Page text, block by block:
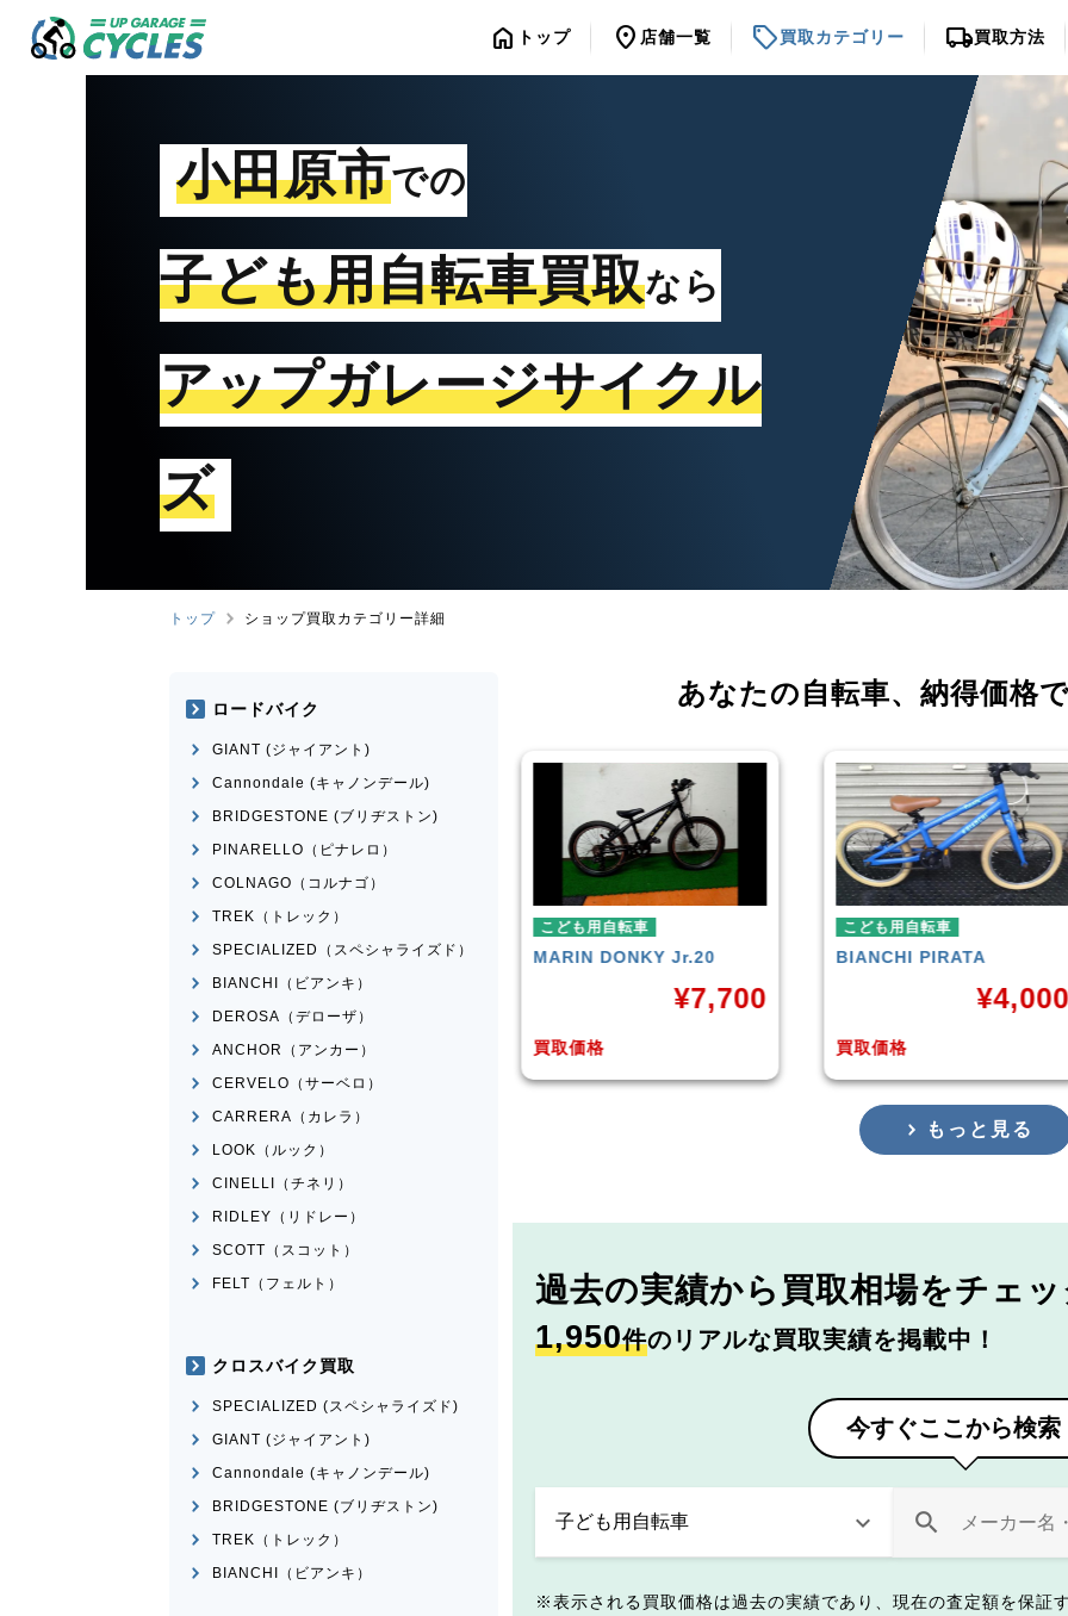
home トップ location_on 店舗一覧 sell買取カテゴリー local_shipping買取方法
小田原市での
子ども用自転車買取なら
アップガレージサイクル
ズ
トップ ショップ買取カテゴリー詳細
あなたの自転車、 納得価格
3,874
こども用自転車
MARINDONKY Jr.20
買取価格
こども用自転車
BIANCHIPIRATA
買取価格
¥4,000
こども用自転車
玉越工業MAHALO
買取価格
¥
もっと見る
過去の実績から 買取相場をチェ
1,950件のリアルな買取実績を掲載中！
今すぐここから検索
表示される買取価格は過去の実績であり、現在の査定額を保証
ロードバイク
GIANT (ジャイアント)
Cannondale (キャノンデール)
BRIDGESTONE (ブリヂストン)
PINARELLO（ピナレロ）
COLNAGO（コルナゴ）
TREK（トレック）
SPECIALIZED（スペシャライズド）
BIANCHI（ビアンキ）
DEROSA（デローザ）
ANCHOR（アンカー）
CERVELO（サーベロ）
CARRERA（カレラ）
LOOK（ルック）
CINELLI（チネリ）
RIDLEY（リドレー）
SCOTT（スコット）
FELT（フェルト）
クロスバイク買取
SPECIALIZED (スペシャライズド)
GIANT (ジャイアント)
Cannondale (キャノンデール)
BRIDGESTONE (ブリヂストン)
TREK（トレック）
BIANCHI（ビアンキ）